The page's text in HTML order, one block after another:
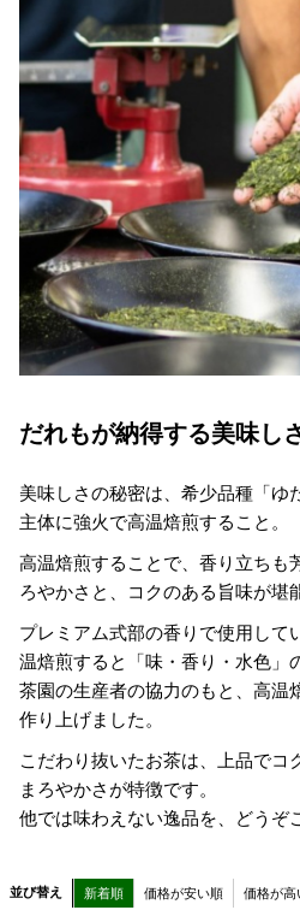
だれもが納得する美味し
美味しさの秘密は、希少品種「ゆ
主体に強火で高温焙煎すること。
高温焙煎することで、香り立ちも
ろやかさと、コクのある旨味が堪
プレミアム式部の香りで使用して
温焙煎すると「味・香り・水色」
茶園の生産者の協力のもと、高温
作り上げました。
こだわり抜いたお茶は、上品でコ
まろやかさが特徴です。
他では味わえない逸品を、どうぞ
並び替え 新着順 価格が安い順 価格が高